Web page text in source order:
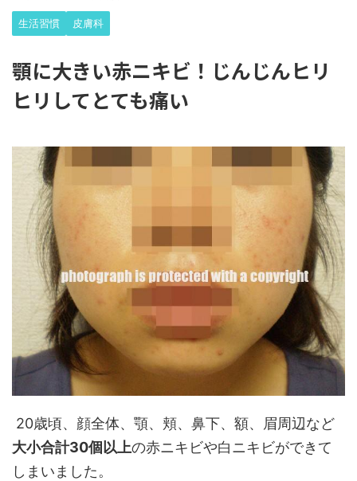
生活習慣 皮膚科
顎に大きい赤ニキビ！じんじんヒリ
ヒリしてとても痛い
20歳頃、顔全体、顎、頬、鼻下、額、眉周辺など
大小合計30個以上の赤ニキビや白ニキビができて
しまいました。